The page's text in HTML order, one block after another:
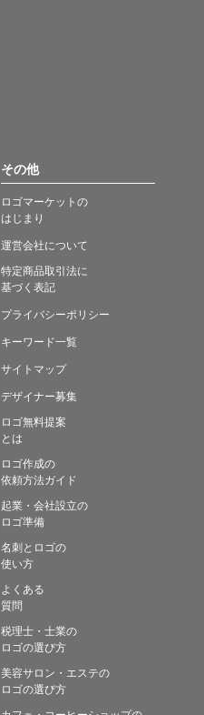
その他
ロゴマーケットの
はじまり
運営会社について
特定商品取引法に
基づく表記
プライバシーポリシー
キーワード一覧
サイトマップ
デザイナー募集
ロゴ無料提案
とは
ロゴ作成の
依頼方法ガイド
起業・会社設立の
ロゴ準備
名刺とロゴの
使い方
よくある
質問
税理士・士業の
ロゴの選び方
美容サロン・エステの
ロゴの選び方